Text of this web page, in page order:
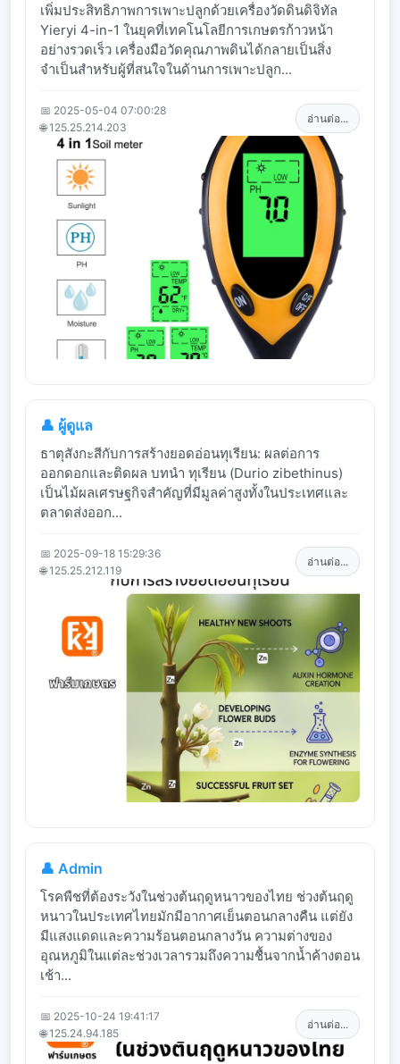
เพิ่มประสิทธิภาพการเพาะปลูกด้วยเครื่องวัดดินดิจิทัล
Yieryi 4-in-1 ในยุคที่เทคโนโลยีการเกษตรก้าวหน้า
อย่างรวดเร็ว เครื่องมือวัดคุณภาพดินได้กลายเป็นสิ่ง
จำเป็นสำหรับผู้ที่สนใจในด้านการเพาะปลูก...
📅 2025-05-04 07:00:28
🌐 125.25.214.203
อ่านต่อ...
👤 ผู้ดูแล
ธาตุสังกะสีกับการสร้างยอดอ่อนทุเรียน: ผลต่อการ
ออกดอกและติดผล บทนำ ทุเรียน (Durio zibethinus)
เป็นไม้ผลเศรษฐกิจสำคัญที่มีมูลค่าสูงทั้งในประเทศและ
ตลาดส่งออก...
📅 2025-09-18 15:29:36
🌐 125.25.212.119
อ่านต่อ...
👤 Admin
โรคพืชที่ต้องระวังในช่วงต้นฤดูหนาวของไทย ช่วงต้นฤดู
หนาวในประเทศไทยมักมีอากาศเย็นตอนกลางคืน แต่ยัง
มีแสงแดดและความร้อนตอนกลางวัน ความต่างของ
อุณหภูมิในแต่ละช่วงเวลารวมถึงความชื้นจากน้ำค้างตอน
เช้า...
📅 2025-10-24 19:41:17
🌐 125.24.94.185
อ่านต่อ...